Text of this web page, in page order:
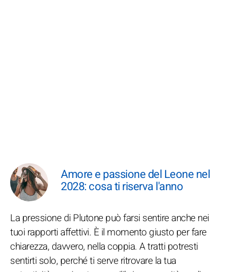
Amore e passione del Leone nel
2028: cosa ti riserva l'anno
La pressione di Plutone può farsi sentire anche nei
tuoi rapporti affettivi. È il momento giusto per fare
chiarezza, davvero, nella coppia. A tratti potresti
sentirti solo, perché ti serve ritrovare la tua